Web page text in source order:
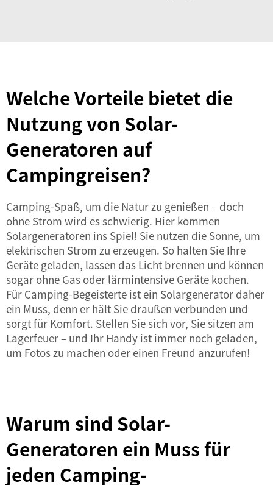
Welche Vorteile bietet die
Nutzung von Solar-
Generatoren auf
Campingreisen?
Camping-Spaß, um die Natur zu genießen – doch
ohne Strom wird es schwierig. Hier kommen
Solargeneratoren ins Spiel! Sie nutzen die Sonne, um
elektrischen Strom zu erzeugen. So halten Sie Ihre
Geräte geladen, lassen das Licht brennen und können
sogar ohne Gas oder lärmintensive Geräte kochen.
Für Camping-Begeisterte ist ein Solargenerator daher
ein Muss, denn er hält Sie draußen verbunden und
sorgt für Komfort. Stellen Sie sich vor, Sie sitzen am
Lagerfeuer – und Ihr Handy ist immer noch geladen,
um Fotos zu machen oder einen Freund anzurufen!
Warum sind Solar-
Generatoren ein Muss für
jeden Camping-